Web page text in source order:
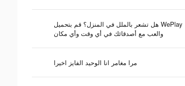
هل تشعر بالملل في المنزل؟ قم بتحميل WePlay
والعب مع أصدقائك في أي وقت وأي مكان
مرا مغامر انا الوحيد الفايز اخيرا